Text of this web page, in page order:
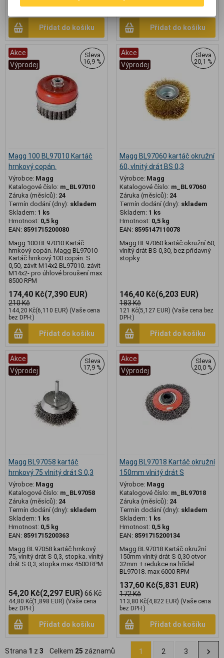
274,60 Kč
Přidat do košíku
(Vaše cena bez
Přidat do košíku
Akce
Výprodej
Sleva
16,9 %
Magg 100 BL97010 Kartáč
hrnkový copán.
Výrobce: Magg
Katalogové číslo: m_BL97010
Záruka (měsíců): 24
Termín dodání (dny): skladem
Skladem: 1 ks
Hmotnost: 0,5 kg
EAN: 8591715200080
Magg 100 BL97010 Kartáč
hrnkový copán. Magg BL97010
Kartáč hrnkový 100 copán. S
0,50, závit M14x2 BL97010. závit
M14x2- pro úhlové broušení max
8500 RPM
174,40 Kč(7,390 EUR)
210 Kč
144,20 Kč(6,110 EUR) (Vaše cena
bez DPH:)
Přidat do košíku
Akce
Výprodej
Sleva
20,1 %
Magg BL97060 kartáč okružní
60, vlnitý drát BS 0,3
Výrobce: Magg
Katalogové číslo: m_BL97060
Záruka (měsíců): 24
Termín dodání (dny): skladem
Skladem: 1 ks
Hmotnost: 0,5 kg
EAN: 8595147110078
Magg BL97060 kartáč okružní 60,
vlnitý drát BS 0,30, bez přídavný
stopky.
146,40 Kč(6,203 EUR)
183 Kč
121 Kč(5,127 EUR) (Vaše cena bez
DPH:)
Přidat do košíku
Akce
Výprodej
Sleva
17,9 %
Magg BL97058 kartáč
hrnkový 75 vlnitý drát S 0,3
Výrobce: Magg
Katalogové číslo: m_BL97058
Záruka (měsíců): 24
Termín dodání (dny): skladem
Skladem: 1 ks
Hmotnost: 0,5 kg
EAN: 8591715200363
Magg BL97058 kartáč hrnkový
75, vlnitý drát S 0,3, stopka. vlnitý
drát S 0,3, stopka max 4500 RPM
54,20 Kč(2,297 EUR)66 Kč
44,80 Kč(1,898 EUR) (Vaše cena
bez DPH:)
Přidat do košíku
Akce
Výprodej
Sleva
20,0 %
Magg BL97018 Kartáč okružní
150mm vlnitý drát S
Výrobce: Magg
Katalogové číslo: m_BL97018
Záruka (měsíců): 24
Termín dodání (dny): skladem
Skladem: 1 ks
Hmotnost: 0,5 kg
EAN: 8591715200134
Magg BL97018 Kartáč okružní
150mm vlnitý drát S 0,30 otvor
32mm + redukce na hřídel
BL97018. max 6000 RPM
137,60 Kč(5,831 EUR)
172 Kč
113,80 Kč(4,822 EUR) (Vaše cena
bez DPH:)
Přidat do košíku
Strana 1 z 3 Celkem 25 záznamů 1 2 3